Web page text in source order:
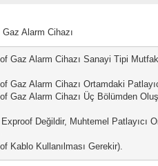
Alarm Cihazı
Gaz Alarm Cihazı Sanayi Tipi
Gaz Alarm Cihazı Ortamdaki
Gaz Alarm Cihazı Üç Bölümden
Değildir, Muhtemel Patlayıcı
Kablo Kullanılması Gerekir).